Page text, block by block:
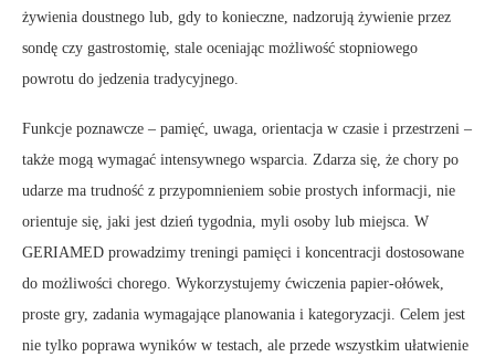
żywienia doustnego lub, gdy to konieczne, nadzorują żywienie przez
sondę czy gastrostomię, stale oceniając możliwość stopniowego
powrotu do jedzenia tradycyjnego.
Funkcje poznawcze – pamięć, uwaga, orientacja w czasie i przestrzeni –
także mogą wymagać intensywnego wsparcia. Zdarza się, że chory po
udarze ma trudność z przypomnieniem sobie prostych informacji, nie
orientuje się, jaki jest dzień tygodnia, myli osoby lub miejsca. W
GERIAMED prowadzimy treningi pamięci i koncentracji dostosowane
do możliwości chorego. Wykorzystujemy ćwiczenia papier-ołówek,
proste gry, zadania wymagające planowania i kategoryzacji. Celem jest
nie tylko poprawa wyników w testach, ale przede wszystkim ułatwienie